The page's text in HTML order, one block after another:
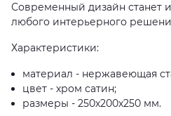
Современный дизайн станет
любого интерьерного
Характеристики:
материал - нержавеющая
цвет - хром сатин;
размеры - 250х200х250 мм.